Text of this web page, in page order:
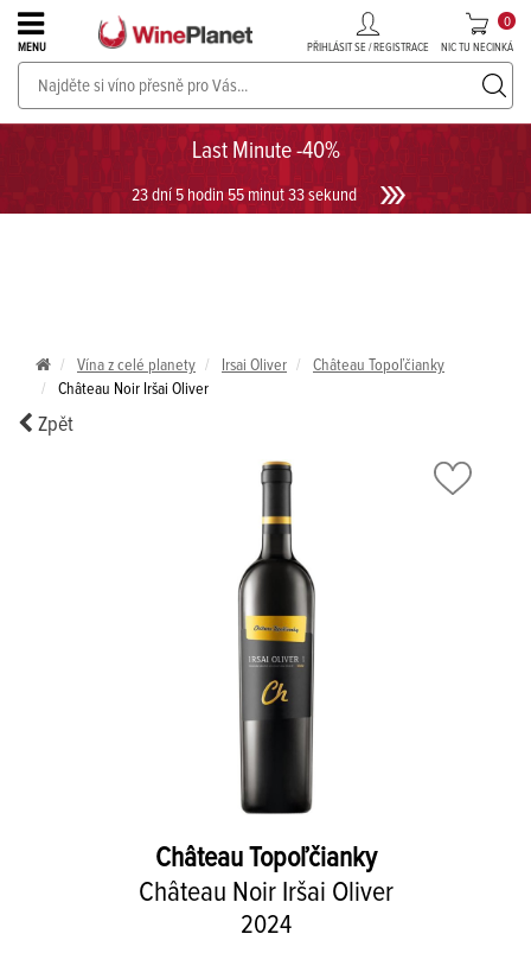
Last Minute -40%
23 dní 5 hodin 55 minut 33 sekund
MENU PŘIHLÁSIT SE / REGISTRACE NIC TU NECINKÁ
0
PROSECCO v akci až do -30%!UKÁZAT PROSECCO
Vína z celé planety Irsai Oliver
Château Topoľčianky
Château Noir Iršai Oliver
Zpět
Château Topoľčianky
Château Noir Iršai Oliver
2024